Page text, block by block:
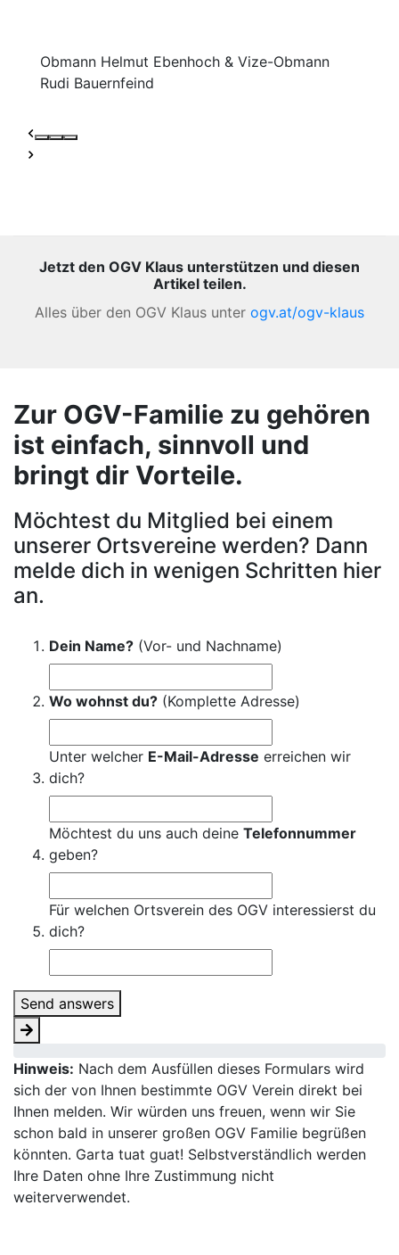
Obmann Helmut Ebenhoch & Vize-Obmann
Rudi Bauernfeind
Jetzt den OGV Klaus unterstützen und diesen
Artikel teilen.
Alles über den OGV Klaus unter ogv.at/ogv-klaus
Zur OGV-Familie zu gehören
ist einfach, sinnvoll und
bringt dir Vorteile.
Möchtest du Mitglied bei einem
unserer Ortsvereine werden? Dann
melde dich in wenigen Schritten hier
an.
Dein Name? (Vor- und Nachname)
Wo wohnst du? (Komplette Adresse)
Unter welcher E-Mail-Adresse erreichen wir
dich?
Möchtest du uns auch deine Telefonnummer
geben?
Für welchen Ortsverein des OGV interessierst du
dich?
Send answers
Hinweis: Nach dem Ausfüllen dieses Formulars wird
sich der von Ihnen bestimmte OGV Verein direkt bei
Ihnen melden. Wir würden uns freuen, wenn wir Sie
schon bald in unserer großen OGV Familie begrüßen
könnten. Garta tuat guat! Selbstverständlich werden
Ihre Daten ohne Ihre Zustimmung nicht
weiterverwendet.